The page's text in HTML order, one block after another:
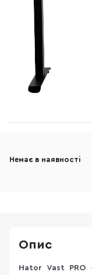
Немає в наявності
Опис
Hator Vast PRO